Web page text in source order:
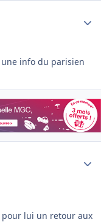
info du parisien
lui un retour aux